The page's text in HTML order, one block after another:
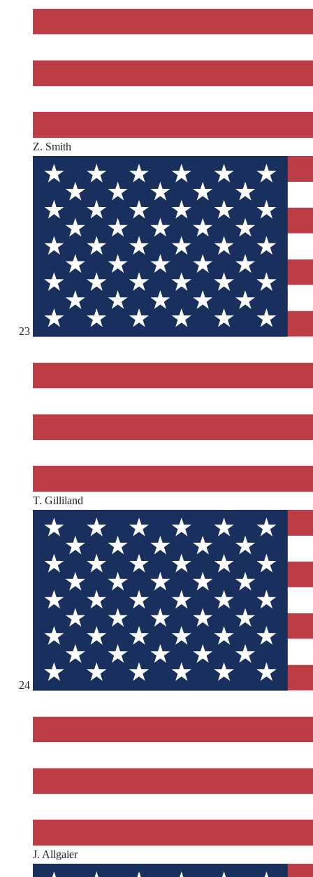
Z. Smith
23
T. Gilliland
24
J. Allgaier